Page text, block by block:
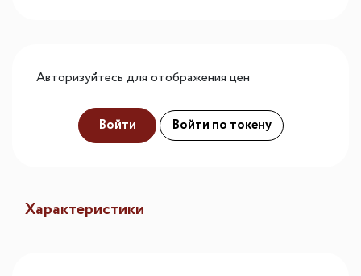
Авторизуйтесь для отображения цен
Войти Войти по токену
Характеристики